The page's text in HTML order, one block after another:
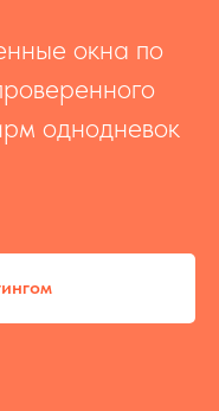
окна по
однодневок